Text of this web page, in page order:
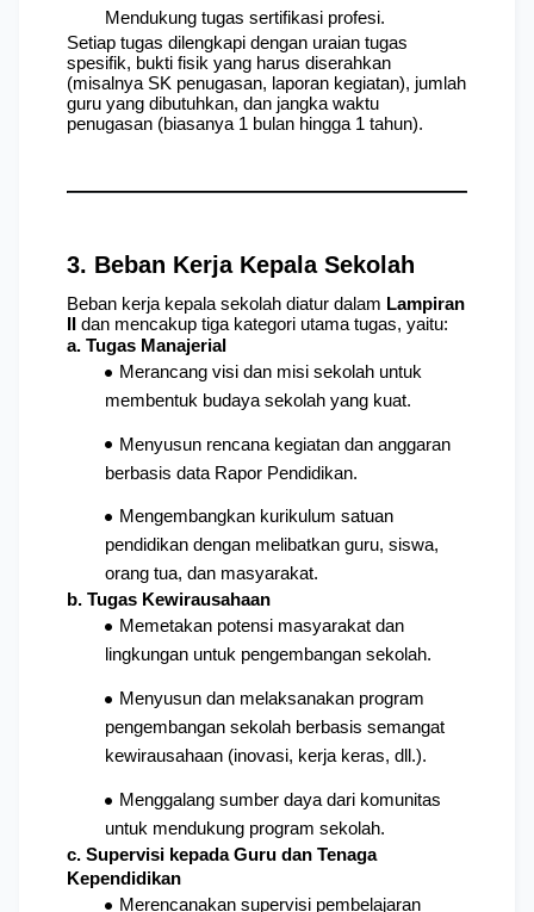
Mendukung tugas sertifikasi profesi.
Setiap tugas dilengkapi dengan uraian tugas
spesifik, bukti fisik yang harus diserahkan
(misalnya SK penugasan, laporan kegiatan), jumlah
guru yang dibutuhkan, dan jangka waktu
penugasan (biasanya 1 bulan hingga 1 tahun).
3. Beban Kerja Kepala Sekolah
Beban kerja kepala sekolah diatur dalam Lampiran
II dan mencakup tiga kategori utama tugas, yaitu:
a. Tugas Manajerial
Merancang visi dan misi sekolah untuk
membentuk budaya sekolah yang kuat.
Menyusun rencana kegiatan dan anggaran
berbasis data Rapor Pendidikan.
Mengembangkan kurikulum satuan
pendidikan dengan melibatkan guru, siswa,
orang tua, dan masyarakat.
b. Tugas Kewirausahaan
Memetakan potensi masyarakat dan
lingkungan untuk pengembangan sekolah.
Menyusun dan melaksanakan program
pengembangan sekolah berbasis semangat
kewirausahaan (inovasi, kerja keras, dll.).
Menggalang sumber daya dari komunitas
untuk mendukung program sekolah.
c. Supervisi kepada Guru dan Tenaga
Kependidikan
Merencanakan supervisi pembelajaran